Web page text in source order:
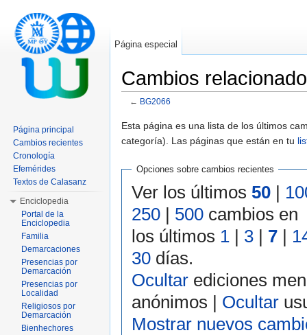
Cambios
← BG2066
Esta página es una lista de los últimos
categoría). Las páginas que están en tu
Opciones sobre cambios recientes
Ver los últimos 50 |
250 | 500 cambios en
los últimos 1 | 3 | 7 |
30 días.
Ocultar ediciones
anónimos | Ocultar
Mostrar nuevos
Página especial
Página principal
Cambios recientes
Cronología
Efemérides
Textos de Calasanz
Enciclopedia
Portal de la
Enciclopedia
Familia
Demarcaciones
Presencias por
Demarcación
Presencias por
Localidad
Religiosos por
Demarcación
Bienhechores